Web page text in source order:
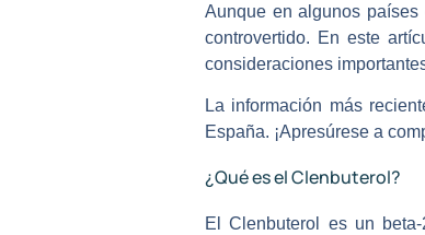
Aunque en algunos
controvertido. En este
consideraciones
La información más
España. ¡Apresúrese a
¿Qué es el Clenbuterol?
El Clenbuterol es un